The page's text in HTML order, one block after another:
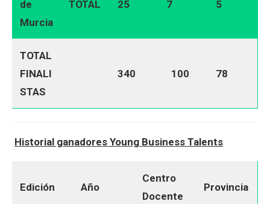
de
Murcia
TOTAL 25 7 5
TOTAL
FINALI
STAS
340 100 78
Historial ganadores Young Business Talents
Edición Año
Centro
Docente
Provincia